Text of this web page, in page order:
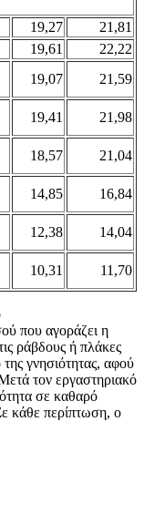
19,27
21,81
19,61
22,22
19,07
21,59
19,41
21,98
18,57
21,04
14,85
16,84
12,38
14,04
10,31 11,70
που αγοράζει η
ράβδους ή πλάκες
γνησιότητας, αφού
τον εργαστηριακό
σε καθαρό
κάθε περίπτωση, ο